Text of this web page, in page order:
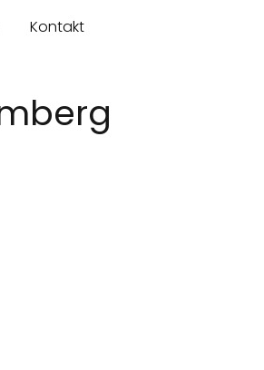
Kontakt